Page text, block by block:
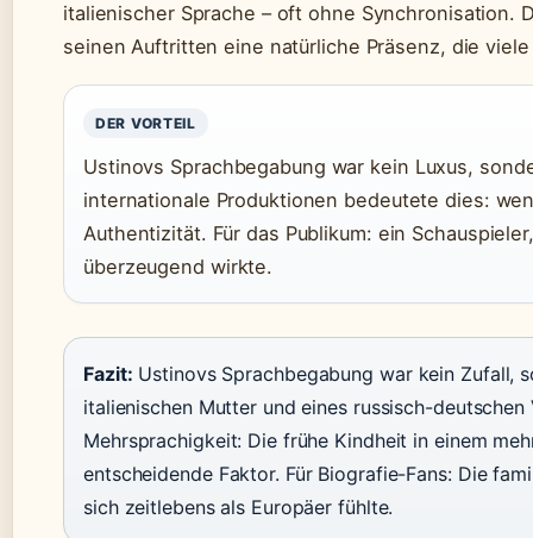
italienischer Sprache – oft ohne Synchronisation.
seinen Auftritten eine natürliche Präsenz, die
DER VORTEIL
Ustinovs Sprachbegabung war kein Luxus,
internationale Produktionen bedeutete dies:
Authentizität. Für das Publikum: ein
überzeugend wirkte.
Fazit: Ustinovs Sprachbegabung war kein Zufall,
italienischen Mutter und eines russisch-deutschen
Mehrsprachigkeit: Die frühe Kindheit in einem
entscheidende Faktor. Für Biografie-Fans: Die
sich zeitlebens als Europäer fühlte.